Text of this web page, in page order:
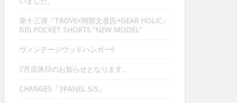
第十三弾『TROVE×岡部文彦氏×GEAR HOLIC』
BIG POCKET SHORTS “NEW MODEL”
ヴィンテージウッドハンガー‼︎
7月店休日のお知らせとなります。
CHANGES『3PANEL S/S』